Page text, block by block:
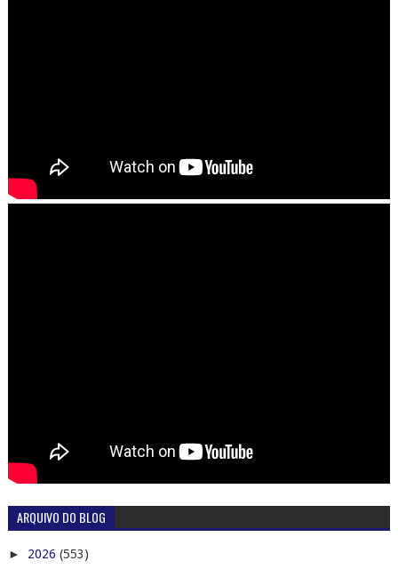
ARQUIVO DO BLOG
► 2026 (553)